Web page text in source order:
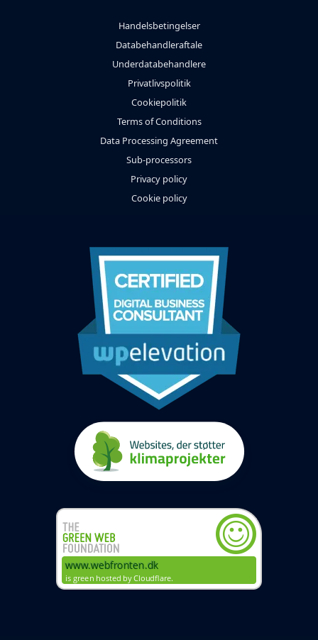
Handelsbetingelser
Databehandleraftale
Underdatabehandlere
Privatlivspolitik
Cookiepolitik
Terms of Conditions
Data Processing Agreement
Sub-processors
Privacy policy
Cookie policy